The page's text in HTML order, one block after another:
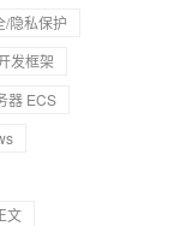
/隐私保护
发框架
器 ECS
文